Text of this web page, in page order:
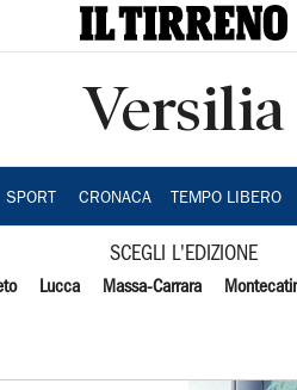
Versilia
SPORT CRONACA TEMPO LIBERO
SCEGLI L'EDIZIONE
Lucca Massa-Carrara